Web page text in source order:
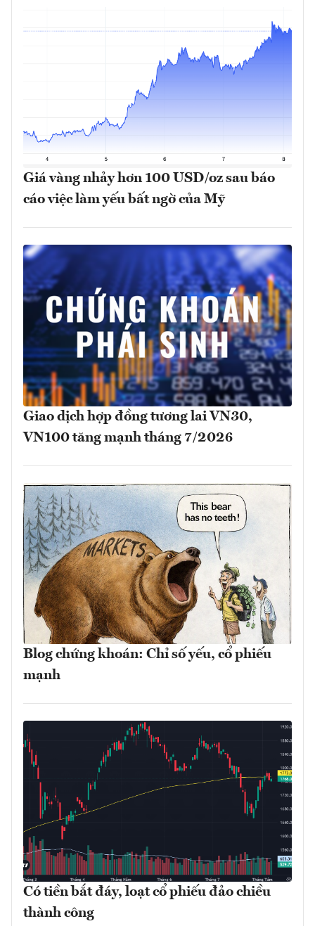
Giá vàng nhảy hơn 100 USD/oz sau báo
cáo việc làm yếu bất ngờ của Mỹ
Giao dịch hợp đồng tương lai VN30,
VN100 tăng mạnh tháng 7/2026
Blog chứng khoán: Chỉ số yếu, cổ phiếu
mạnh
Có tiền bắt đáy, loạt cổ phiếu đảo chiều
thành công